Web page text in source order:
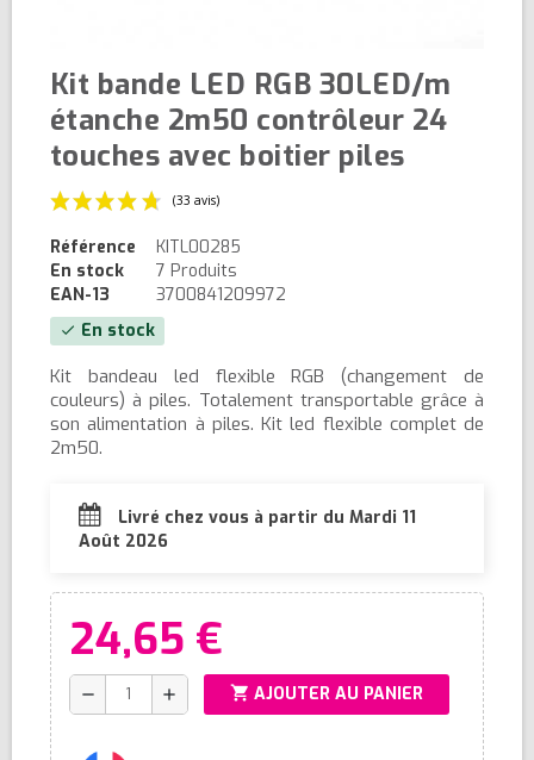
Kit bande LED RGB 30LED/m
étanche 2m50 contrôleur 24
touches avec boitier piles
Référence
KITL00285
En stock
7 Produits
EAN-13
3700841209972
check En stock
Kit bandeau led flexible RGB (changement de
couleurs) à piles. Totalement transportable grâce à
son alimentation à piles. Kit led flexible complet de
2m50.
Livré chez vous à partir du Mardi 11
Août 2026
24,65 €
remove add shopping_cart AJOUTER AU PANIER